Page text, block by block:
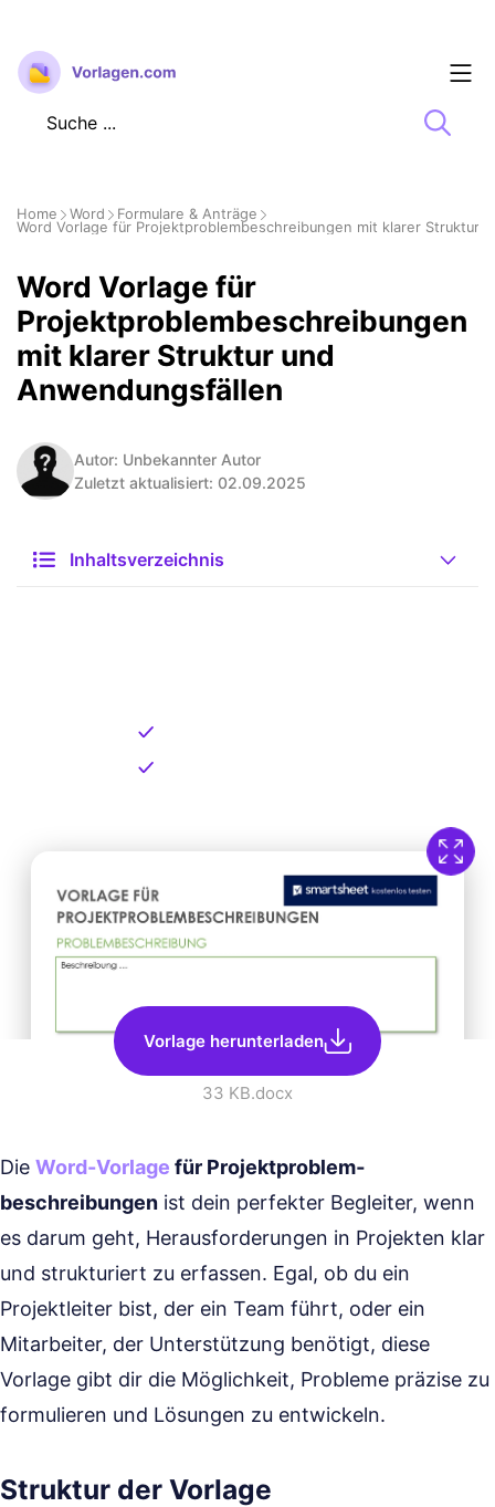
Zum
Inhalt
springen
Home Word
Formulare & Anträge
Word Vorlage für Projektproblem­beschreibungen mit klarer Struktur
Word Vorlage für
Projektproblem­beschreibungen
mit klarer Struktur und
Anwendungsfällen
Autor: Unbekannter Autor
Zuletzt aktualisiert: 02.09.2025
Inhaltsverzeichnis
Vorlage herunterladen
33 KB.docx
Die Word-Vorlage für Projektproblem­
beschreibungen ist dein perfekter Begleiter, wenn
es darum geht, Herausforderungen in Projekten klar
und strukturiert zu erfassen. Egal, ob du ein
Projektleiter bist, der ein Team führt, oder ein
Mitarbeiter, der Unterstützung benötigt, diese
Vorlage gibt dir die Möglichkeit, Probleme präzise zu
formulieren und Lösungen zu entwickeln.
Struktur der Vorlage